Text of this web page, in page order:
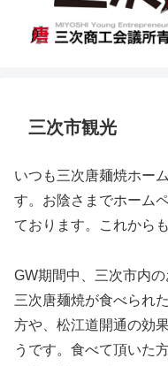
三次市観光
いつも三次唐麺焼ホー
す。お陰さまでホーム
ております。これから
GW期間中、三次市内
三次唐麺焼が食べられ
方や、松江道開通の効
うです。食べて頂いた